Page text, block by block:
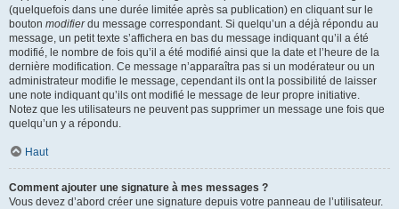
(quelquefois dans une durée limitée après sa publication) en cliquant sur le
bouton modifierdu message correspondant. Si quelqu’un a déjà répondu au
message, un petit texte s’affichera en bas du message indiquant qu’il a été
modifié, le nombre de fois qu’il a été modifié ainsi que la date et l’heure de la
dernière modification. Ce message n’apparaîtra pas si un modérateur ou un
administrateur modifie le message, cependant ils ont la possibilité de laisser
une note indiquant qu’ils ont modifié le message de leur propre initiative.
Notez que les utilisateurs ne peuvent pas supprimer un message une fois que
quelqu’un y a répondu.
Haut
Comment ajouter une signature à mes messages ?
Vous devez d’abord créer une signature depuis votre panneau de l’utilisateur.